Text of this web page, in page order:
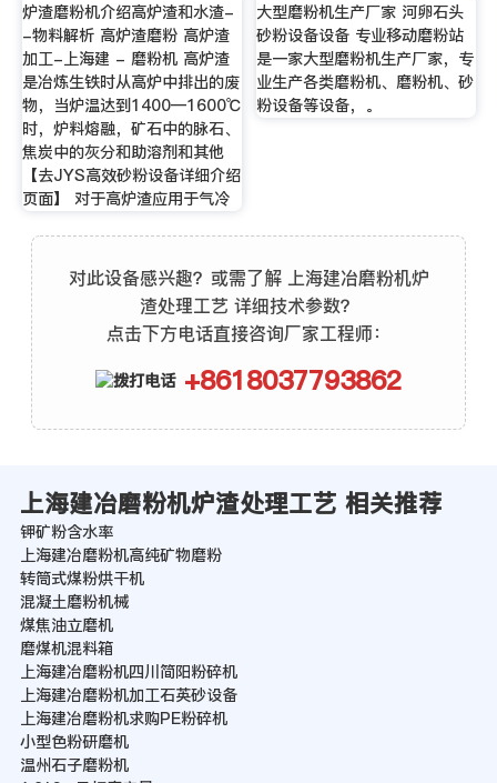
炉渣磨粉机介绍高炉渣和水渣-
-物料解析 高炉渣磨粉 高炉渣
加工-上海建 - 磨粉机 高炉渣
是冶炼生铁时从高炉中排出的废
物，当炉温达到1400—1600℃
时，炉料熔融，矿石中的脉石、
焦炭中的灰分和助溶剂和其他
【去JYS高效砂粉设备详细介绍
页面】 对于高炉渣应用于气冷
大型磨粉机生产厂家 河卵石头
砂粉设备设备 专业移动磨粉站
是一家大型磨粉机生产厂家，专
业生产各类磨粉机、磨粉机、砂
粉设备等设备，。
对此设备感兴趣？或需了解 上海建冶磨粉机炉
渣处理工艺 详细技术参数？
点击下方电话直接咨询厂家工程师：
+8618037793862
上海建冶磨粉机炉渣处理工艺 相关推荐
钾矿粉含水率
上海建冶磨粉机高纯矿物磨粉
转筒式煤粉烘干机
混凝土磨粉机械
煤焦油立磨机
磨煤机混料箱
上海建冶磨粉机四川简阳粉碎机
上海建冶磨粉机加工石英砂设备
上海建冶磨粉机求购PE粉碎机
小型色粉研磨机
温州石子磨粉机